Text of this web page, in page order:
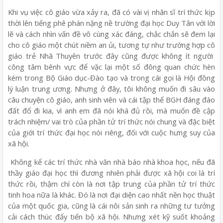
Khi vụ việc cô giáo vừa xảy ra, đã có vài vị nhân sĩ trí thức kịp
thời lên tiếng phê phán nặng nề trường đại học Duy Tân với lời
lẽ và cách nhìn vấn đề vô cùng xác đáng, chắc chắn sẽ đem lại
cho cô giáo một chút niềm an ủi, tương tự như trường hợp cô
giáo trẻ Nhã Thuyên trước đây cũng được không ít người
công tâm bênh vực để vặc lại một số đông quan chức hèn
kém trong Bộ Giáo dục-Đào tạo và trong cái gọi là Hội đồng
lý luận trung ương. Nhưng ở đây, tôi không muốn đi sâu vào
câu chuyện cô giáo, anh sinh viên và cái tập thể BGH đáng đào
đất đổ đi kia, vì anh em đã nói khá đủ rồi, mà muốn đề cập
trách nhiệm/ vai trò của phần tử trí thức nói chung và đặc biệt
của giới trí thức đại học nói riêng, đối với cuộc hưng suy của
xã hội.
Không kể các trí thức nhà văn nhà báo nhà khoa học, nếu đã
thầy giáo đại học thì đương nhiên phải được xã hội coi là trí
thức rồi, thậm chí còn là nơi tập trung của phần tử trí thức
tinh hoa nữa là khác. Đó là nơi đại diện cao nhất nền học thuật
của một quốc gia, cũng là cái nôi sản sinh ra những tư tưởng
cải cách thúc đẩy tiến bộ xã hội. Nhưng xét kỹ suốt khoảng